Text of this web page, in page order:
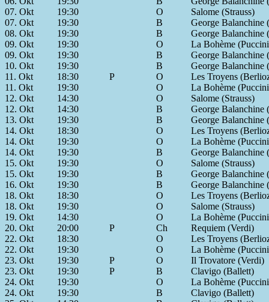
07. Okt
19:30 O
Salome (Strauss)
07. Okt
19:30 B
George Balanchine
08. Okt
19:30 B
George Balanchine
09. Okt
19:30 O
La Bohème
09. Okt
19:30 B
George Balanchine
10. Okt
19:30 B
George Balanchine
11. Okt
18:30 P O
Les Troyens
11. Okt
19:30 O
La Bohème
12. Okt
14:30 O
Salome (Strauss)
12. Okt
14:30 B
George Balanchine
13. Okt
19:30 B
George Balanchine
14. Okt
18:30 O
Les Troyens
14. Okt
19:30 O
La Bohème
14. Okt
19:30 B
George Balanchine
15. Okt
19:30 O
Salome (Strauss)
15. Okt
19:30 B
George Balanchine
16. Okt
19:30 B
George Balanchine
18. Okt
18:30 O
Les Troyens
18. Okt
19:30 O
Salome (Strauss)
19. Okt
14:30 O
La Bohème
20. Okt
20:00 P Ch
Requiem (Verdi)
22. Okt
18:30 O
Les Troyens
22. Okt
19:30 O
La Bohème
23. Okt
19:30 P O
Il Trovatore (Verdi)
23. Okt
19:30 P B
Clavigo (Ballett)
24. Okt
19:30 O
La Bohème
24. Okt
19:30 B
Clavigo (Ballett)